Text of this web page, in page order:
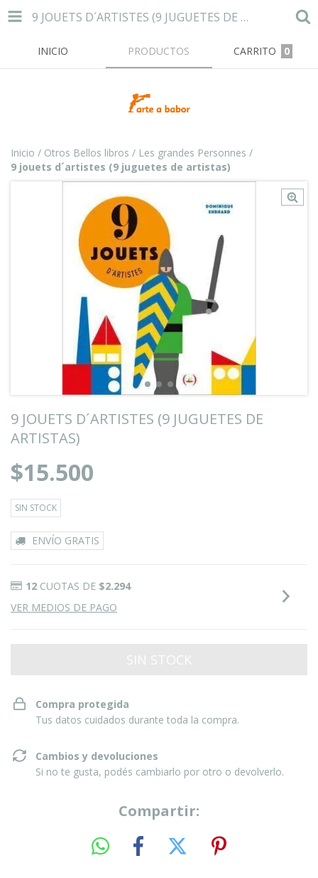
9 JOUETS D´ARTISTES (9 JUGUETES DE ARTISTAS)
INICIO PRODUCTOS CARRITO 0
Inicio / Otros Bellos libros / Les grandes Personnes /
9 jouets d´artistes (9 juguetes de artistas)
9 JOUETS D´ARTISTES (9 JUGUETES DE
ARTISTAS)
$15.500
SIN STOCK
ENVÍO GRATIS
12 CUOTAS DE $2.294
VER MEDIOS DE PAGO
Compra protegida
Tus datos cuidados durante toda la compra.
Cambios y devoluciones
Si no te gusta, podés cambiarlo por otro o devolverlo.
Compartir: